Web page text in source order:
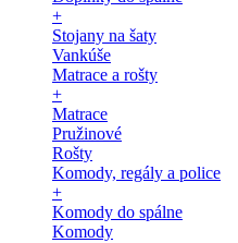
+
Stojany na šaty
Vankúše
Matrace a rošty
+
Matrace
Pružinové
Rošty
Komody, regály a police
+
Komody do spálne
Komody